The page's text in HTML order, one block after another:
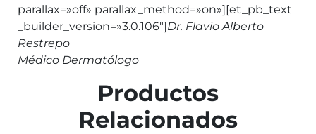
parallax=»off» parallax_method=»on»][et_pb_text
_builder_version=»3.0.106″]Dr. Flavio Alberto
Restrepo
Médico Dermatólogo
Productos
Relacionados